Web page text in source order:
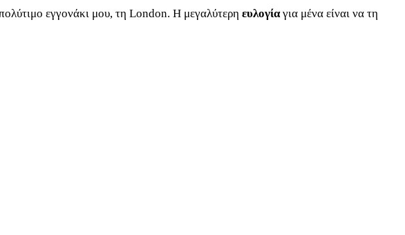
εγγονάκι μου, τη London. Η μεγαλύτερη ευλογίαγια μένα είναι να τη